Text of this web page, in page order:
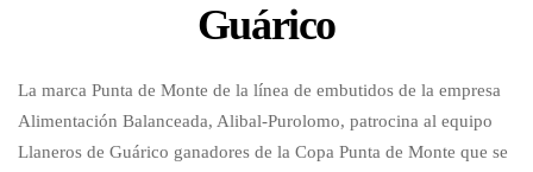
Guárico
La marca Punta de Monte de la línea de embutidos de la empresa
Alimentación Balanceada, Alibal-Purolomo, patrocina al equipo
Llaneros de Guárico ganadores de la Copa Punta de Monte que se